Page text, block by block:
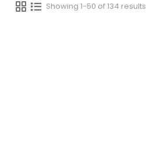
Showing 1-50 of 134 results